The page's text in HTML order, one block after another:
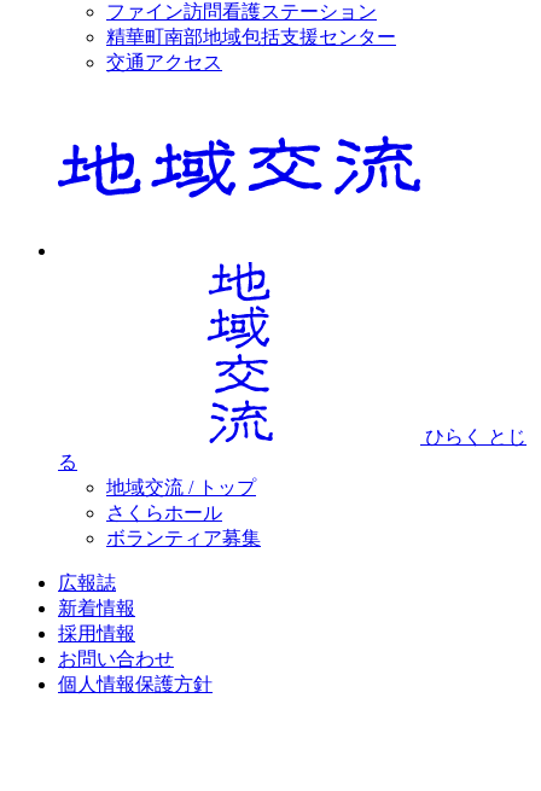
ファイン訪問看護ステーション
精華町南部地域包括支援センター
交通アクセス
ひらく
とじ
る
地域交流 / トップ
さくらホール
ボランティア募集
広報誌
新着情報
採用情報
お問い合わせ
個人情報保護方針